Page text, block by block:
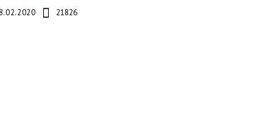
21826